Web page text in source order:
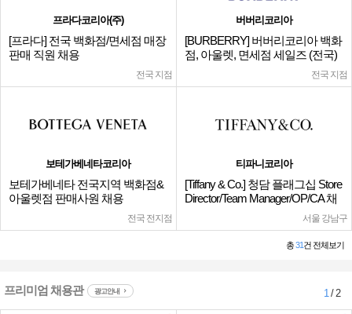
프라다코리아(주)
[프라다] 전국 백화점/면세점 매장
판매 직원 채용
전국 지점
버버리코리아
[BURBERRY] 버버리코리아 백화
점, 아울렛, 면세점 세일즈 (전국)
전국 지점
보테가베네타코리아
보테가베네타 전국지역 백화점&
아울렛점 판매사원 채용
전국 전지점
티파니코리아
[Tiffany & Co.] 청담 플래그십 Store
Director/Team Manager/OP/CA 채
서울 강남구
총31건 전체보기
프리미엄 채용관 광고안내 1/ 2